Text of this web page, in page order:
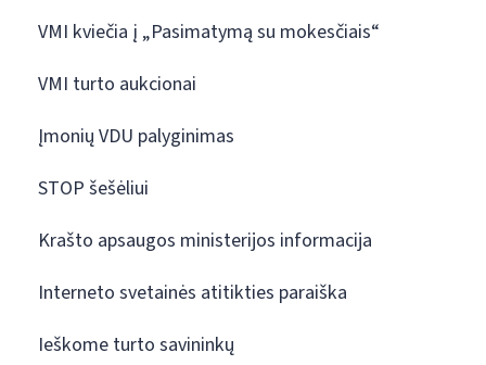
VMI kviečia į „Pasimatymą su mokesčiais“
VMI turto aukcionai
Įmonių VDU palyginimas
STOP šešėliui
Krašto apsaugos ministerijos informacija
Interneto svetainės atitikties paraiška
Ieškome turto savininkų